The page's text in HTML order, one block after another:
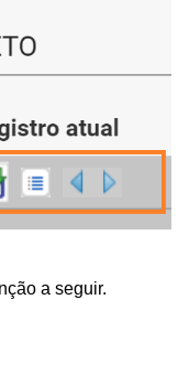
a seguir.